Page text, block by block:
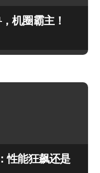
机圈霸主！
性能狂飙还是